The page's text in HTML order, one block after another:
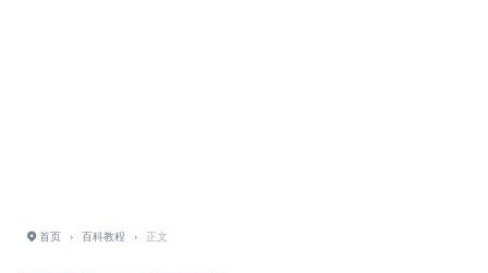
首页 › 百科教程 › 正文